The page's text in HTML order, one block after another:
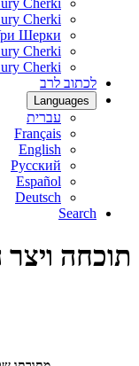
Cherki
Cherki
Шерки
Cherki
Cherki
לכתוב לרב
Languages
עברית
Français
English
Русский
Español
Deutsch
Search
תוכחה